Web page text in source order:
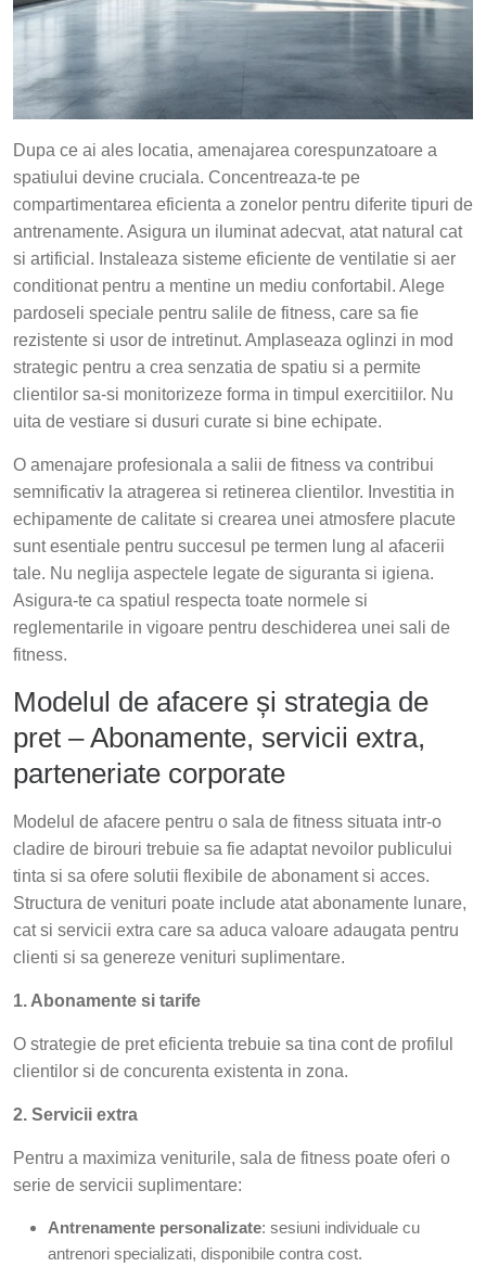
Dupa ce ai ales locatia, amenajarea corespunzatoare a
spatiului devine cruciala. Concentreaza-te pe
compartimentarea eficienta a zonelor pentru diferite tipuri de
antrenamente. Asigura un iluminat adecvat, atat natural cat
si artificial. Instaleaza sisteme eficiente de ventilatie si aer
conditionat pentru a mentine un mediu confortabil. Alege
pardoseli speciale pentru salile de fitness, care sa fie
rezistente si usor de intretinut. Amplaseaza oglinzi in mod
strategic pentru a crea senzatia de spatiu si a permite
clientilor sa-si monitorizeze forma in timpul exercitiilor. Nu
uita de vestiare si dusuri curate si bine echipate.
O amenajare profesionala a salii de fitness va contribui
semnificativ la atragerea si retinerea clientilor. Investitia in
echipamente de calitate si crearea unei atmosfere placute
sunt esentiale pentru succesul pe termen lung al afacerii
tale. Nu neglija aspectele legate de siguranta si igiena.
Asigura-te ca spatiul respecta toate normele si
reglementarile in vigoare pentru deschiderea unei sali de
fitness.
Modelul de afacere și strategia de
pret – Abonamente, servicii extra,
parteneriate corporate
Modelul de afacere pentru o sala de fitness situata intr-o
cladire de birouri trebuie sa fie adaptat nevoilor publicului
tinta si sa ofere solutii flexibile de abonament si acces.
Structura de venituri poate include atat abonamente lunare,
cat si servicii extra care sa aduca valoare adaugata pentru
clienti si sa genereze venituri suplimentare.
1. Abonamente si tarife
O strategie de pret eficienta trebuie sa tina cont de profilul
clientilor si de concurenta existenta in zona.
2. Servicii extra
Pentru a maximiza veniturile, sala de fitness poate oferi o
serie de servicii suplimentare:
Antrenamente personalizate: sesiuni individuale cu
antrenori specializati, disponibile contra cost.